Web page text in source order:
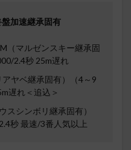
加速継承固有
（マルゼンスキー継承固
2.4秒 25m遅れ
ヤベ継承固有）（4～9
遅れ＜追込＞
スシンボリ継承固有）
秒 最速/3番人気以上